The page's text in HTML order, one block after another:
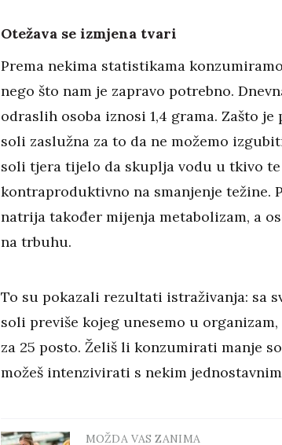
Otežava se izmjena tvari
Prema nekima statistikama
nego što nam je zapravo potrebno.
odraslih osoba iznosi 1,4 grama. Zašto
soli zaslužna za to da ne možemo
soli tjera tijelo da skuplja vodu u tkivo
kontraproduktivno na smanjenje težine.
natrija također mijenja metabolizam, a
na trbuhu.
To su pokazali rezultati istraživanja: sa
soli previše kojeg unesemo u
za 25 posto. Želiš li konzumirati manje
možeš intenzivirati s nekim
MOŽDA VAS ZANIMA